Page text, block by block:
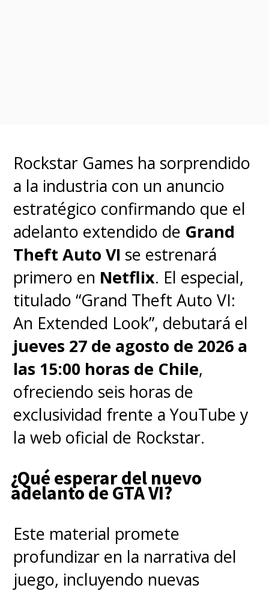
Rockstar Games ha sorprendido
a la industria con un anuncio
estratégico confirmando que el
adelanto extendido de Grand
Theft Auto VI se estrenará
primero en Netflix. El especial,
titulado “Grand Theft Auto VI:
An Extended Look”, debutará el
jueves 27 de agosto de 2026 a
las 15:00 horas de Chile,
ofreciendo seis horas de
exclusividad frente a YouTube y
la web oficial de Rockstar.
¿Qué esperar del nuevo
adelanto de GTA VI?
Este material promete
profundizar en la narrativa del
juego, incluyendo nuevas